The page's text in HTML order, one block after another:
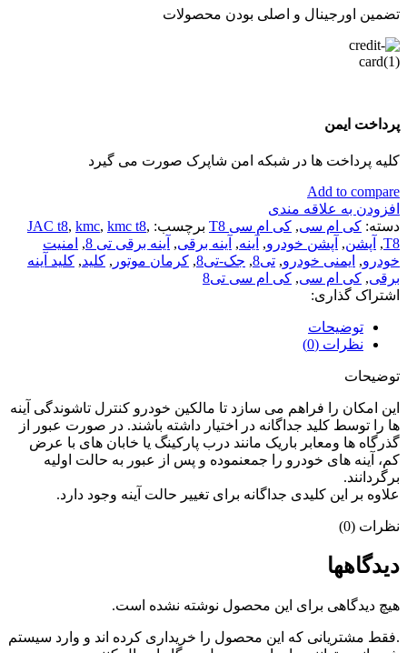
تضمین اورجینال و اصلی بودن محصولات
پرداخت ایمن
کلیه پرداخت ها در شبکه امن شاپرک صورت می گیرد
Add to compare
افزودن به علاقه مندی
دسته: کی ام سی, کی ام سی T8 برچسب: JAC t8, kmc, kmc t8,
T8
, آپشن, آپشن خودرو, آینه, آینه برقی, آینه برقی تی 8 , امنیت
خودرو, ایمنی خودرو, تی8 , جک-تی8 , کرمان موتور , کلید, کلید آینه
برقی, کی ام سی, کی ام سی تی8
اشتراک گذاری:
توضیحات
نظرات (0)
توضیحات
این امکان را فراهم می سازد تا مالکین خودرو کنترل تاشوندگی آینه
ها را توسط کلید جداگانه در اختیار داشته باشند. در صورت عبور از
گذرگاه ها ومعابر باریک مانند درب پارکینگ یا خابان های با عرض
کم، آینه های خودرو را جمعنموده و پس از عبور به حالت اولیه
برگردانند.
علاوه بر این کلیدی جداگانه برای تغییر حالت آینه وجود دارد.
نظرات (0)
دیدگاهها
هیچ دیدگاهی برای این محصول نوشته نشده است.
.فقط مشتریانی که این محصول را خریداری کرده اند و وارد سیستم